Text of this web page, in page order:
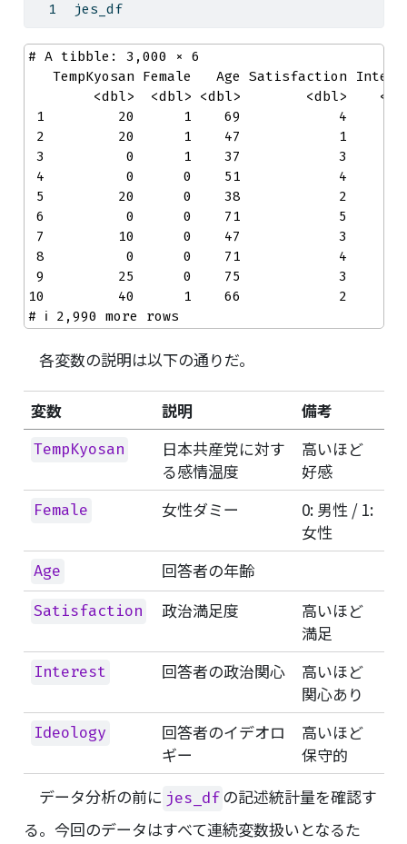
jes_df
# A tibble: 3,000 × 6
TempKyosan Female   Age Satisfaction
<dbl>  <dbl> <dbl>        <dbl>
1         20      1    69            4
2         20      1    47            1
3          0      1    37            3
4          0      0    51            4
5         20      0    38            2
6          0      0    71            5
7         10      0    47            3
8          0      0    71            4
9         25      0    75            3
10         40      1    66            2
# ℹ 2,990 more rows
各変数の説明は以下の通りだ。
変数 説明 備考
TempKyosan
日本共産党に対す
る感情温度
高いほど
好感
Female 女性ダミー
0: 男性 / 1:
女性
Age 回答者の年齢
Satisfaction 政治満足度
高いほど
満足
Interest 回答者の政治関心
高いほど
関心あり
Ideology
回答者のイデオロ
ギー
高いほど
保守的
データ分析の前に jes_dfの記述統計量を確認す
る。今回のデータはすべて連続変数扱いとなるた